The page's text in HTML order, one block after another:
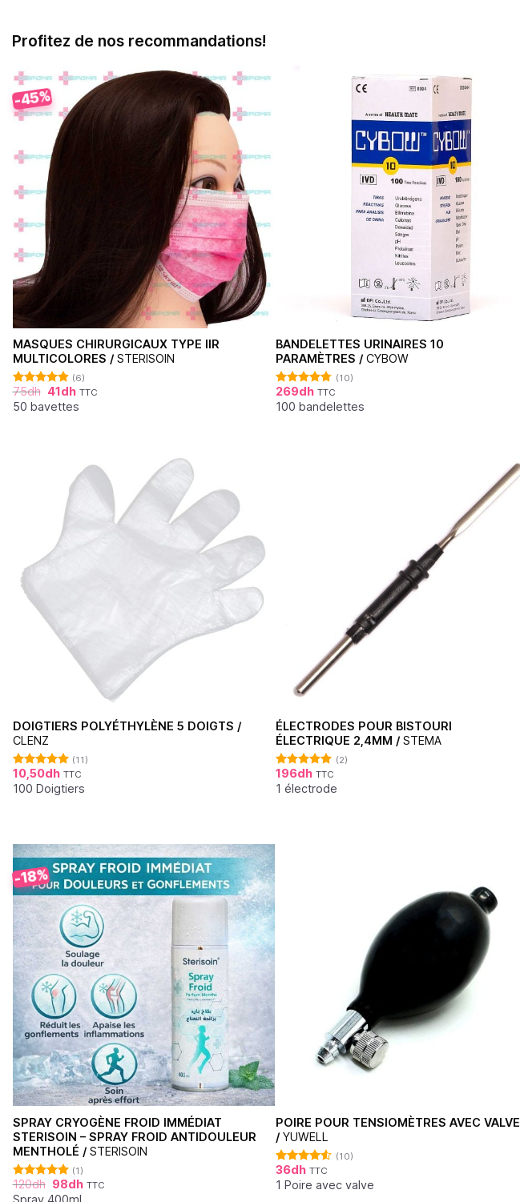
Profitez de nos recommandations!
-45%
MASQUES CHIRURGICAUX TYPE IIR
MULTICOLORES / STERISOIN
Note4.83
sur 5
(6)
75dh 41dh TTC
50 bavettes
BANDELETTES URINAIRES 10
PARAMÈTRES / CYBOW
Note4.70
sur 5
(10)
269dh TTC
100 bandelettes
DOIGTIERS POLYÉTHYLÈNE 5 DOIGTS /
CLENZ
Note5.00
sur 5
(11)
10,50dh TTC
100 Doigtiers
ÉLECTRODES POUR BISTOURI
ÉLECTRIQUE 2,4MM / STEMA
Note5.00
sur 5
(2)
196dh TTC
1 électrode
-18%
SPRAY CRYOGÈNE FROID IMMÉDIAT
STERISOIN – SPRAY FROID ANTIDOULEUR
MENTHOLÉ / STERISOIN
Note5.00
sur 5
(1)
120dh 98dh TTC
Spray 400ml
POIRE POUR TENSIOMÈTRES AVEC VALVE
/ YUWELL
Note4.50
sur 5
(10)
36dh TTC
1 Poire avec valve